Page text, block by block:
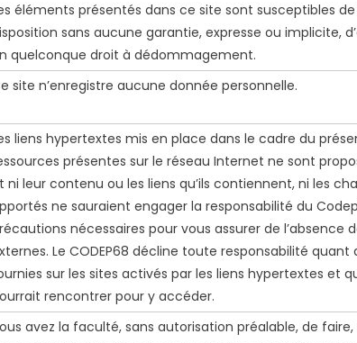
éléments présentés dans ce site sont susceptibles
sans aucune garantie, expresse ou implicite,
quelconque droit à dédommagement.
site n’enregistre aucune donnée personnelle.
liens hypertextes mis en place dans le cadre du
présentes sur le réseau Internet ne sont
ni leur contenu ou les liens qu’ils contiennent, ni les
ne sauraient engager la responsabilité du
nécessaires pour vous assurer de l’absence
Le CODEP68 décline toute responsabilité
sur les sites activés par les liens hypertextes et
rencontrer pour y accéder.
avez la faculté, sans autorisation préalable, de